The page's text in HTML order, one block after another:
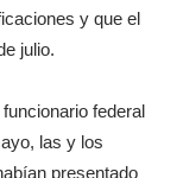
y que el
julio.
federal
las y los
presentado